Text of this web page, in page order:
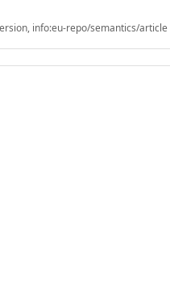
info:eu-repo/semantics/article